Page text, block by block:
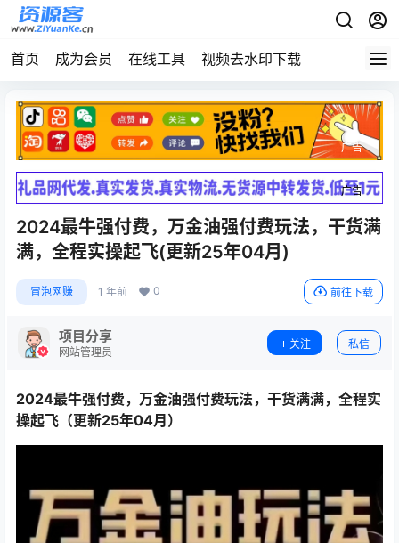
首页 成为会员 在线工具 视频去水印下载
广告
广告
2024最牛强付费，万金油强付费玩法，干货满
满，全程实操起飞(更新25年04月)
冒泡网赚 1 年前 0 前往下载
项目分享
网站管理员
关注 私信
2024最牛强付费， 万金油强付费玩法 ，干货满满，全程实
操起飞（更新25年04月）